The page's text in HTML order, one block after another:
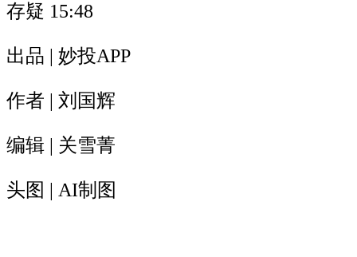
存疑 15:48
出品 | 妙投APP
作者 | 刘国辉
编辑 | 关雪菁
头图 | AI制图